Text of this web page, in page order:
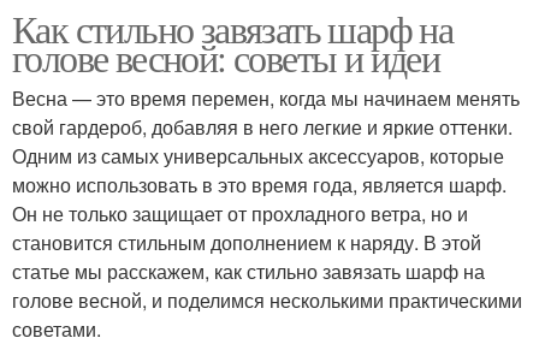
Как стильно завязать шарф на
голове весной: советы и идеи
Весна — это время перемен, когда мы начинаем менять
свой гардероб, добавляя в него легкие и яркие оттенки.
Одним из самых универсальных аксессуаров, которые
можно использовать в это время года, является шарф.
Он не только защищает от прохладного ветра, но и
становится стильным дополнением к наряду. В этой
статье мы расскажем, как стильно завязать шарф на
голове весной, и поделимся несколькими практическими
советами.